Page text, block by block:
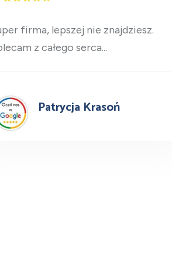
firma, lepszej nie znajdziesz.
z całego serca...
Patrycja Krasoń